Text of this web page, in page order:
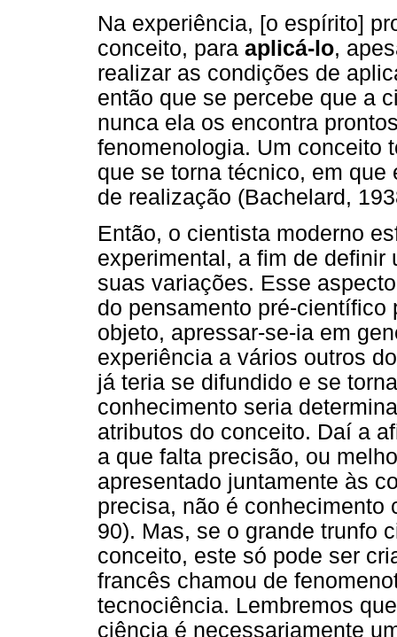
Na experiência, [o espírito]
conceito, para aplicá-lo,
realizar as condições de
então que se percebe que a
nunca ela os encontra
fenomenologia. Um conceito
que se torna técnico, em
de realização (Bachelard,
Então, o cientista moderno
experimental, a fim de definir
suas variações. Esse
do pensamento pré-
objeto, apressar-se-ia em
experiência a vários outros
já teria se difundido e se
conhecimento seria
atributos do conceito. Daí a
a que falta precisão, ou
apresentado juntamente às
precisa, não é conhecimento
90). Mas, se o grande trunfo
conceito, este só pode ser
francês chamou de
tecnociência. Lembremos
ciência é necessariamente